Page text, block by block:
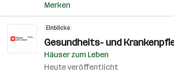
Merken
Einblicke
Gesundheits- und
Häuser zum Leben
Heute veröffentlicht